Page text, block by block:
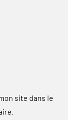
site dans le